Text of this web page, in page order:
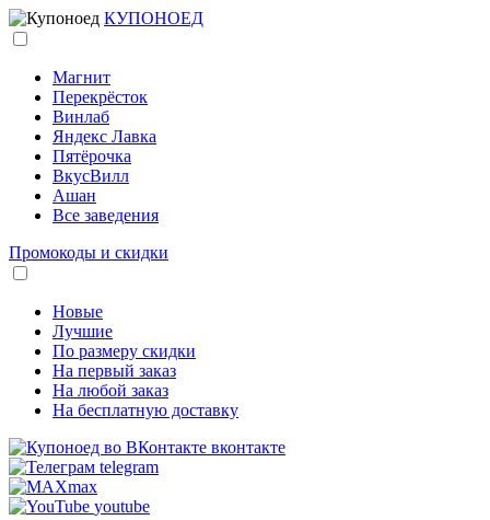
КУПОНОЕД
Магнит
Перекрёсток
Винлаб
Яндекс Лавка
Пятёрочка
ВкусВилл
Ашан
Все заведения
Промокоды и скидки
Новые
Лучшие
По размеру скидки
На первый заказ
На любой заказ
На бесплатную доставку
вконтакте
telegram
max
youtube